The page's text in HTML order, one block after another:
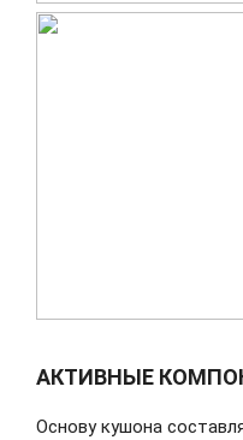
АКТИВНЫЕ
Основу кушона